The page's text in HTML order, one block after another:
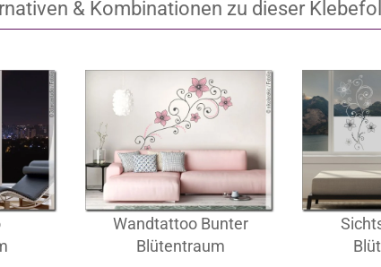
& Kombinationen zu dieser
Wandtattoo Bunter
Blütentraum